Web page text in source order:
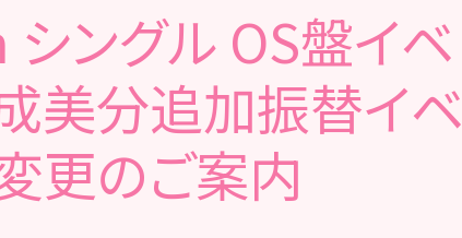
ングル OS盤イベ
美分追加振替イベ
変更のご案内